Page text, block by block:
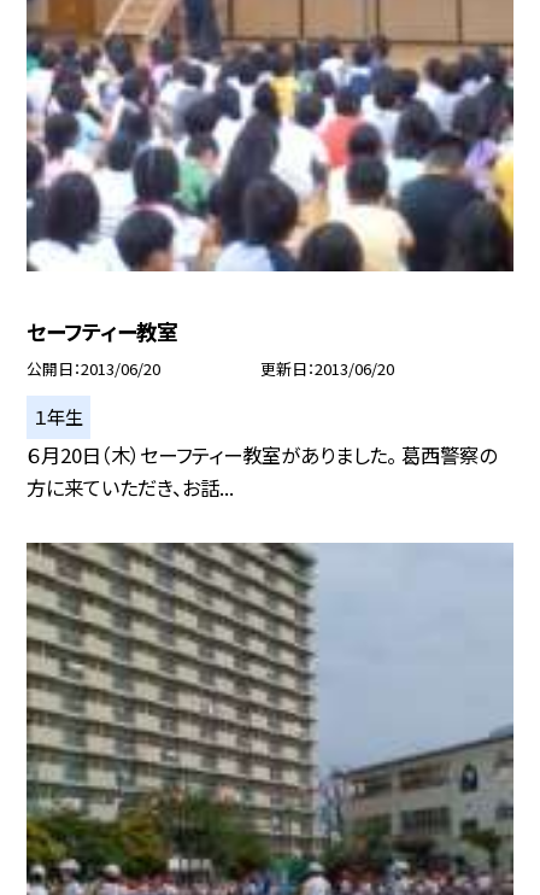
セーフティー教室
公開日 2013/06/20 更新日 2013/06/20
１年生
６月20日（木）セーフティー教室がありました。 葛西警察の
方に来ていただき、お話...